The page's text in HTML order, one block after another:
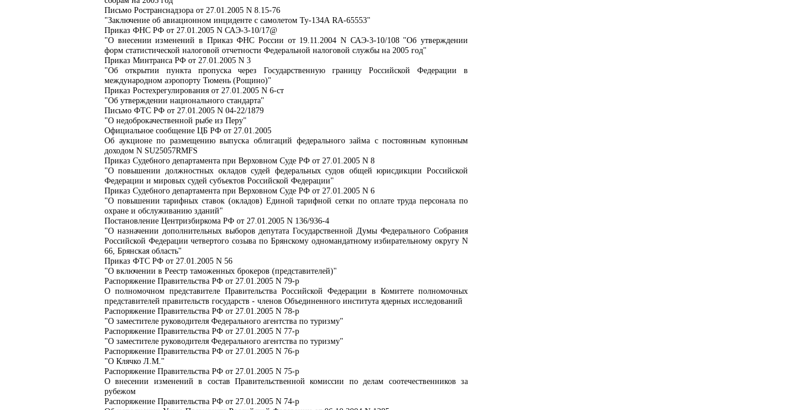
Письмо Ространснадзора от 27.01.2005 N 8.15-76
"Заключение об авиационном инциденте с самолетом Ту-134А RA-65553"
Приказ ФНС РФ от 27.01.2005 N САЭ-3-10/17@
"О внесении изменений в Приказ ФНС России от 19.11.2004 N САЭ-3-10/108 "Об утверждении
форм статистической налоговой отчетности Федеральной налоговой службы на 2005 год"
Приказ Минтранса РФ от 27.01.2005 N 3
"Об открытии пункта пропуска через Государственную границу Российской Федерации в
международном аэропорту Тюмень (Рощино)"
Приказ Ростехрегулирования от 27.01.2005 N 6-ст
"Об утверждении национального стандарта"
Письмо ФТС РФ от 27.01.2005 N 04-22/1879
"О недоброкачественной рыбе из Перу"
Официальное сообщение ЦБ РФ от 27.01.2005
Об аукционе по размещению выпуска облигаций федерального займа с постоянным купонным
доходом N SU25057RMFS
Приказ Судебного департамента при Верховном Суде РФ от 27.01.2005 N 8
"О повышении должностных окладов судей федеральных судов общей юрисдикции Российской
Федерации и мировых судей субъектов Российской Федерации"
Приказ Судебного департамента при Верховном Суде РФ от 27.01.2005 N 6
"О повышении тарифных ставок (окладов) Единой тарифной сетки по оплате труда персонала по
охране и обслуживанию зданий"
Постановление Центризбиркома РФ от 27.01.2005 N 136/936-4
"О назначении дополнительных выборов депутата Государственной Думы Федерального Собрания
Российской Федерации четвертого созыва по Брянскому одномандатному избирательному округу N
66, Брянская область"
Приказ ФТС РФ от 27.01.2005 N 56
"О включении в Реестр таможенных брокеров (представителей)"
Распоряжение Правительства РФ от 27.01.2005 N 79-р
О полномочном представителе Правительства Российской Федерации в Комитете полномочных
представителей правительств государств - членов Объединенного института ядерных исследований
Распоряжение Правительства РФ от 27.01.2005 N 78-р
"О заместителе руководителя Федерального агентства по туризму"
Распоряжение Правительства РФ от 27.01.2005 N 77-р
"О заместителе руководителя Федерального агентства по туризму"
Распоряжение Правительства РФ от 27.01.2005 N 76-р
"О Клячко Л.М."
Распоряжение Правительства РФ от 27.01.2005 N 75-р
О внесении изменений в состав Правительственной комиссии по делам соотечественников за
рубежом
Распоряжение Правительства РФ от 27.01.2005 N 74-р